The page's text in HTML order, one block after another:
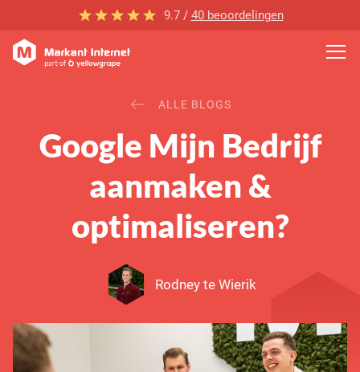
9.7 / 40 beoordelingen
ALLE BLOGS
Google Mijn Bedrijf
aanmaken &
optimaliseren?
Rodney te Wierik